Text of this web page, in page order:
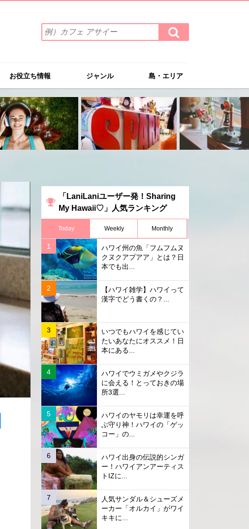
索
ワ
を
入
力
(例）
カ
フ
ェ
イ
ー
検
索
す
お役立ち情報 ジャンル 島・エリア
「LaniLaniユーザー発！Sharing
My Hawaii♡」人気ランキング
Today Weekly Monthly
ハワイ州の魚「フムフムヌ
クヌクアプアア」とは？日
本でも出...
【ハワイ雑学】ハワイって
漢字でどう書くの？...
いつでもハワイを感じてい
たいあなたにオススメ！日
本にある...
ハワイでウミガメやクジラ
に会える！とっておきの場
所3選...
ハワイのヤモリは幸運を呼
ぶ守り神！ハワイの「ゲッ
コー」の...
ハワイ出身の伝説的シンガ
ー！ハワイアンアーティス
トIZに...
人気サンダル＆シューズメ
ーカー「オルカイ」がワイ
キキに...